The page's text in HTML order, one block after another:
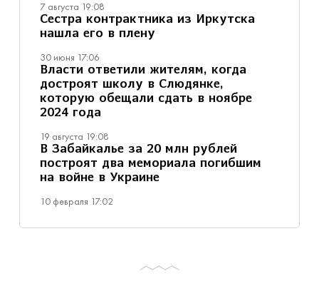
7 августа 19:08
Сестра контрактника из Иркутска
нашла его в плену
30 июня 17:06
Власти ответили жителям, когда
достроят школу в Слюдянке,
которую обещали сдать в ноябре
2024 года
19 августа 19:08
В Забайкалье за 20 млн рублей
построят два мемориала погибшим
на войне в Украине
10 февраля 17:02